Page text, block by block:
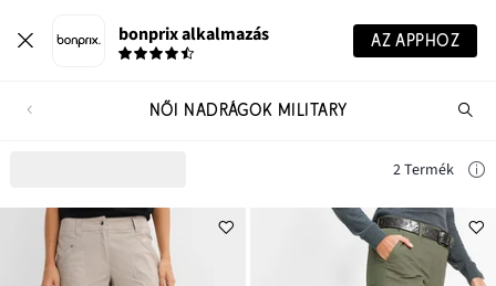
bonprix alkalmazás AZ APPHOZ
NŐI NADRÁGOK MILITARY
2 Termék